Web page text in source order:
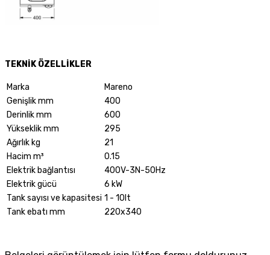
TEKNİK ÖZELLİKLER
Marka
Mareno
Genişlik mm
400
Derinlik mm
600
Yükseklik mm
295
Ağırlık kg
21
Hacim m³
0.15
Elektrik bağlantısı
400V-3N-50Hz
Elektrik gücü
6 kW
Tank sayısı ve kapasitesi 1 - 10lt
Tank ebatı mm
220x340